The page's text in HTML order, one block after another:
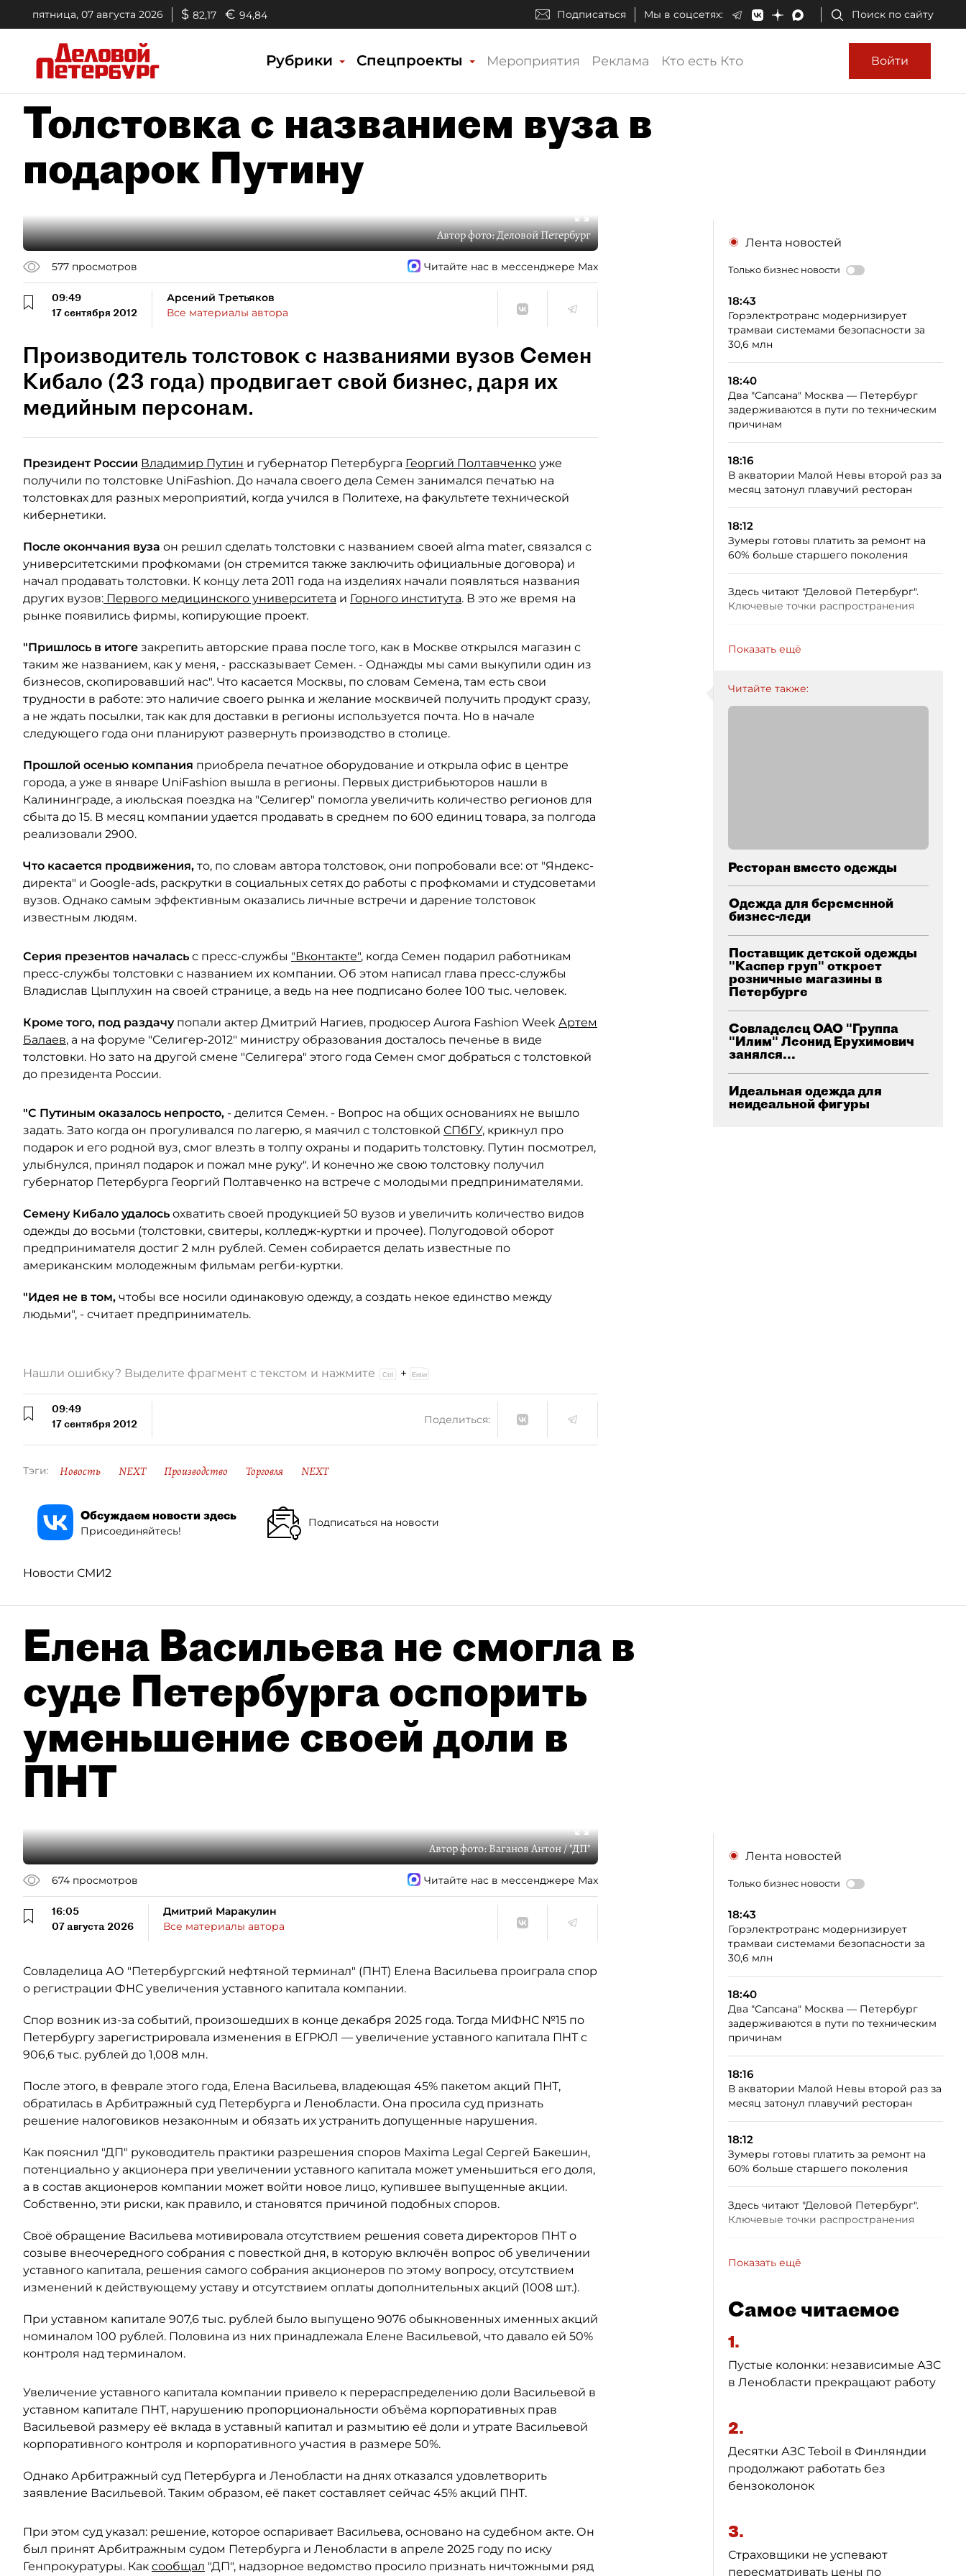
пятница, 07 августа 2026 $ 82,17 € 94,84 Подписаться Мы в соцсетях: Поиск по сайту
Рубрики Спецпроекты Мероприятия Реклама Кто есть Кто Войти
Толстовка с названием вуза в
подарок Путину
Автор фото:Деловой Петербург
577 просмотров Читайте нас в мессенджере Max
09:49
17 сентября 2012
Арсений Третьяков
Все материалы автора
Производитель толстовок с названиями вузов Семен
Кибало (23 года) продвигает свой бизнес, даря их
медийным персонам.
Президент России Владимир Путин и губернатор Петербурга Георгий Полтавченко уже
получили по толстовке UniFashion. До начала своего дела Семен занимался печатью на
толстовках для разных мероприятий, когда учился в Политехе, на факультете технической
кибернетики.
После окончания вуза он решил сделать толстовки с названием своей alma mater, связался с
университетскими профкомами (он стремится также заключить официальные договора) и
начал продавать толстовки. К концу лета 2011 года на изделиях начали появляться названия
других вузов: Первого медицинского университета и Горного института. В это же время на
рынке появились фирмы, копирующие проект.
"Пришлось в итоге закрепить авторские права после того, как в Москве открылся магазин с
таким же названием, как у меня, - рассказывает Семен. - Однажды мы сами выкупили один из
бизнесов, скопировавший нас". Что касается Москвы, по словам Семена, там есть свои
трудности в работе: это наличие своего рынка и желание москвичей получить продукт сразу,
а не ждать посылки, так как для доставки в регионы используется почта. Но в начале
следующего года они планируют развернуть производство в столице.
Прошлой осенью компания приобрела печатное оборудование и открыла офис в центре
города, а уже в январе UniFashion вышла в регионы. Первых дистрибьюторов нашли в
Калининграде, а июльская поездка на "Селигер" помогла увеличить количество регионов для
сбыта до 15. В месяц компании удается продавать в среднем по 600 единиц товара, за полгода
реализовали 2900.
Что касается продвижения, то, по словам автора толстовок, они попробовали все: от "Яндекс-
директа" и Google-ads, раскрутки в социальных сетях до работы с профкомами и студсоветами
вузов. Однако самым эффективным оказались личные встречи и дарение толстовок
известным людям.
Серия презентов началась с пресс-службы "Вконтакте", когда Семен подарил работникам
пресс-службы толстовки с названием их компании. Об этом написал глава пресс-службы
Владислав Цыплухин на своей странице, а ведь на нее подписано более 100 тыс. человек.
Кроме того, под раздачупопали актер Дмитрий Нагиев, продюсер Aurora Fashion Week Артем
Балаев, а на форуме "Селигер-2012" министру образования досталось печенье в виде
толстовки. Но зато на другой смене "Селигера" этого года Семен смог добраться с толстовкой
до президента России.
"С Путиным оказалось непросто, - делится Семен. - Вопрос на общих основаниях не вышло
задать. Зато когда он прогуливался по лагерю, я маячил с толстовкой СПбГУ, крикнул про
подарок и его родной вуз, смог влезть в толпу охраны и подарить толстовку. Путин посмотрел,
улыбнулся, принял подарок и пожал мне руку". И конечно же свою толстовку получил
губернатор Петербурга Георгий Полтавченко на встрече с молодыми предпринимателями.
Семену Кибало удалось охватить своей продукцией 50 вузов и увеличить количество видов
одежды до восьми (толстовки, свитеры, колледж-куртки и прочее). Полугодовой оборот
предпринимателя достиг 2 млн рублей. Семен собирается делать известные по
американским молодежным фильмам регби-куртки.
"Идея не в том, чтобы все носили одинаковую одежду, а создать некое единство между
людьми", - считает предприниматель.
Лента новостей
Только бизнес новости
18:43
Горэлектротранс модернизирует
трамваи системами безопасности за
30,6 млн
18:40
Два "Сапсана" Москва — Петербург
задерживаются в пути по техническим
причинам
18:16
В акватории Малой Невы второй раз за
месяц затонул плавучий ресторан
18:12
Зумеры готовы платить за ремонт на
60% больше старшего поколения
Здесь читают "Деловой Петербург".
Ключевые точки распространения
Показать ещё
Читайте также:
Ресторан вместо одежды
Одежда для беременной
бизнес-леди
Поставщик детской одежды
"Каспер груп" откроет
розничные магазины в
Петербурге
Совладелец ОАО "Группа
"Илим" Леонид Ерухимович
занялся...
Идеальная одежда для
неидеальной фигуры
Нашли ошибку? Выделите фрагмент с текстом и нажмите +
09:49
17 сентября 2012
Поделиться:
Тэги: Новость NEXT Производство Торговля NEXT
Обсуждаем новости здесь
Присоединяйтесь!
Подписаться на новости
Новости СМИ2
Елена Васильева не смогла в
суде Петербурга оспорить
уменьшение своей доли в
ПНТ
Автор фото:Ваганов Антон / "ДП"
674 просмотров Читайте нас в мессенджере Max
16:05
07 августа 2026
Дмитрий Маракулин
Все материалы автора
Совладелица АО "Петербургский нефтяной терминал" (ПНТ) Елена Васильева проиграла спор
о регистрации ФНС увеличения уставного капитала компании.
Спор возник из-за событий, произошедших в конце декабря 2025 года. Тогда МИФНС №15 по
Петербургу зарегистрировала изменения в ЕГРЮЛ — увеличение уставного капитала ПНТ с
906,6 тыс. рублей до 1,008 млн.
После этого, в феврале этого года, Елена Васильева, владеющая 45% пакетом акций ПНТ,
обратилась в Арбитражный суд Петербурга и Ленобласти. Она просила суд признать
решение налоговиков незаконным и обязать их устранить допущенные нарушения.
Как пояснил "ДП" руководитель практики разрешения споров Maxima Legal Сергей Бакешин,
потенциально у акционера при увеличении уставного капитала может уменьшиться его доля,
а в состав акционеров компании может войти новое лицо, купившее выпущенные акции.
Собственно, эти риски, как правило, и становятся причиной подобных споров.
Своё обращение Васильева мотивировала отсутствием решения совета директоров ПНТ о
созыве внеочередного собрания с повесткой дня, в которую включён вопрос об увеличении
уставного капитала, решения самого собрания акционеров по этому вопросу, отсутствием
изменений к действующему уставу и отсутствием оплаты дополнительных акций (1008 шт.).
При уставном капитале 907,6 тыс. рублей было выпущено 9076 обыкновенных именных акций
номиналом 100 рублей. Половина из них принадлежала Елене Васильевой, что давало ей 50%
контроля над терминалом.
Увеличение уставного капитала компании привело к перераспределению доли Васильевой в
уставном капитале ПНТ, нарушению пропорциональности объёма корпоративных прав
Васильевой размеру её вклада в уставный капитал и размытию её доли и утрате Васильевой
корпоративного контроля и корпоративного участия в размере 50%.
Однако Арбитражный суд Петербурга и Ленобласти на днях отказался удовлетворить
заявление Васильевой. Таким образом, её пакет составляет сейчас 45% акций ПНТ.
При этом суд указал: решение, которое оспаривает Васильева, основано на судебном акте. Он
был принят Арбитражным судом Петербурга и Ленобласти в апреле 2025 году по иску
Генпрокуратуры. Как сообщал "ДП", надзорное ведомство просило признать ничтожными ряд
Лента новостей
Только бизнес новости
18:43
Горэлектротранс модернизирует
трамваи системами безопасности за
30,6 млн
18:40
Два "Сапсана" Москва — Петербург
задерживаются в пути по техническим
причинам
18:16
В акватории Малой Невы второй раз за
месяц затонул плавучий ресторан
18:12
Зумеры готовы платить за ремонт на
60% больше старшего поколения
Здесь читают "Деловой Петербург".
Ключевые точки распространения
Показать ещё
Самое читаемое
1.
Пустые колонки: независимые АЗС
в Ленобласти прекращают работу
2.
Десятки АЗС Teboil в Финляндии
продолжают работать без
бензоколонок
3.
Страховщики не успевают
пересматривать цены по